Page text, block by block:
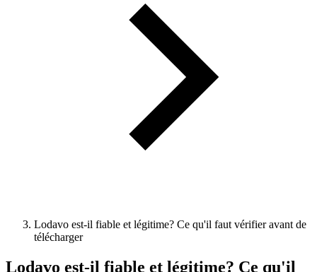
Lodavo est-il fiable et légitime? Ce qu'il faut vérifier avant de
télécharger
Lodavo est-il fiable et légitime? Ce qu'il